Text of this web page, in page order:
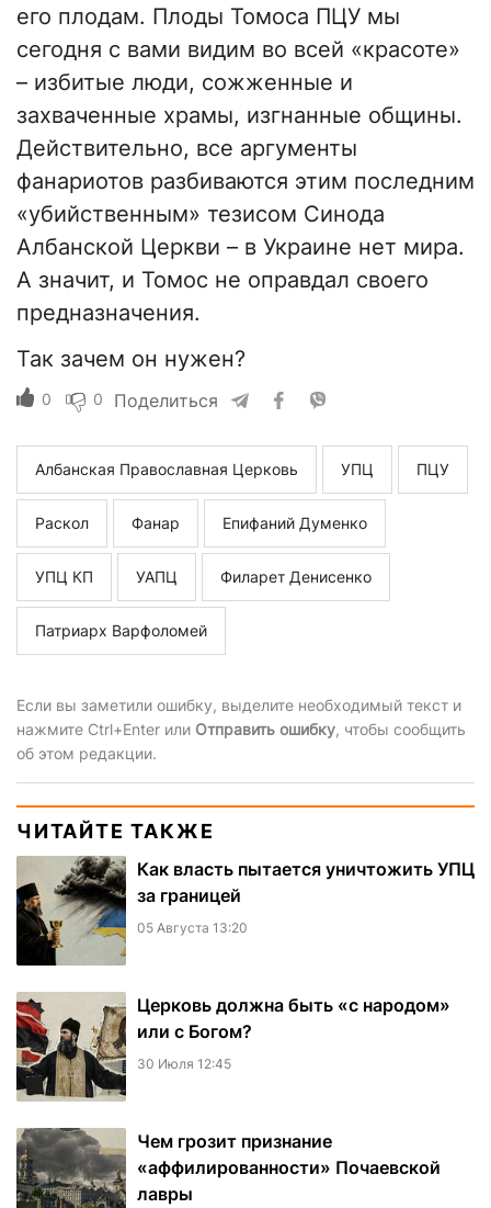
его плодам. Плоды Томоса ПЦУ мы
сегодня с вами видим во всей «красоте»
– избитые люди, сожженные и
захваченные храмы, изгнанные общины.
Действительно, все аргументы
фанариотов разбиваются этим последним
«убийственным» тезисом Синода
Албанской Церкви – в Украине нет мира.
А значит, и Томос не оправдал своего
предназначения.
Так зачем он нужен?
0 0 Поделиться
Албанская Православная Церковь УПЦ ПЦУ
Раскол Фанар Епифаний Думенко
УПЦ КП УАПЦ Филарет Денисенко
Патриарх Варфоломей
Если вы заметили ошибку, выделите необходимый текст и
нажмите Ctrl+Enter или Отправить ошибку, чтобы сообщить
об этом редакции.
ЧИТАЙТЕ ТАКЖЕ
Как власть пытается уничтожить УПЦ
за границей
05 Августа 13:20
Церковь должна быть «с народом»
или с Богом?
30 Июля 12:45
Чем грозит признание
«аффилированности» Почаевской
лавры